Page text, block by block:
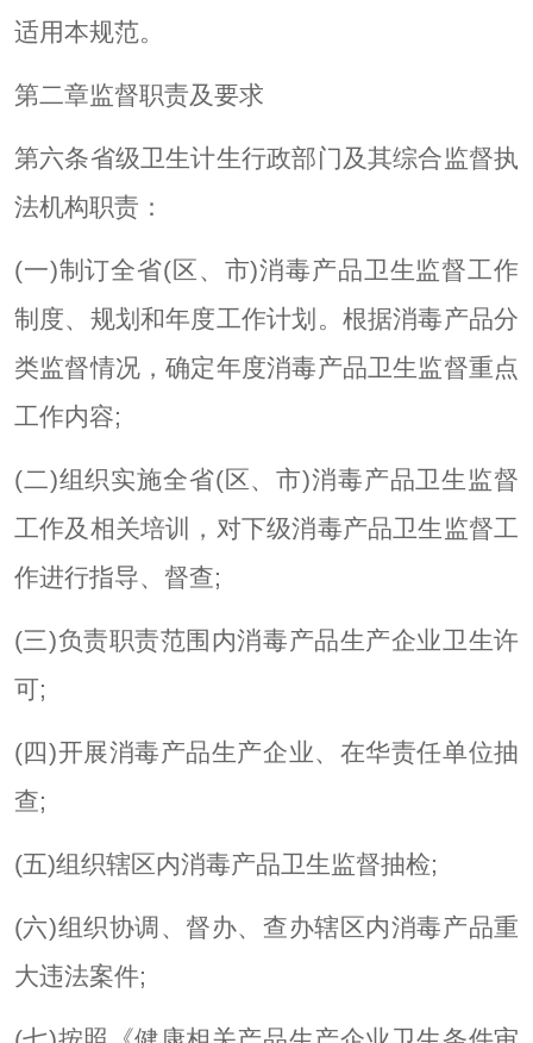
适用本规范。
第二章监督职责及要求
第六条省级卫生计生行政部门及其综合监督执
法机构职责：
(一)制订全省(区、市)消毒产品卫生监督工作
制度、规划和年度工作计划。根据消毒产品分
类监督情况，确定年度消毒产品卫生监督重点
工作内容;
(二)组织实施全省(区、市)消毒产品卫生监督
工作及相关培训，对下级消毒产品卫生监督工
作进行指导、督查;
(三)负责职责范围内消毒产品生产企业卫生许
可;
(四)开展消毒产品生产企业、在华责任单位抽
查;
(五)组织辖区内消毒产品卫生监督抽检;
(六)组织协调、督办、查办辖区内消毒产品重
大违法案件;